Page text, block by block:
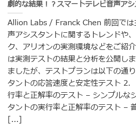
劇的な結果！？スマートテレビ音声アシ
Allion Labs / Franck Chen 前回では
声アシスタントに関するトレンドや
ク、アリオンの実測環境などをご紹
は実測テストの結果と分析を公開し
ましたが、テストプランは以下の
タントの応答速度と安定性テスト
行率と正解率のテスト – シンプル
タントの実行率と正解率のテスト –
[...]